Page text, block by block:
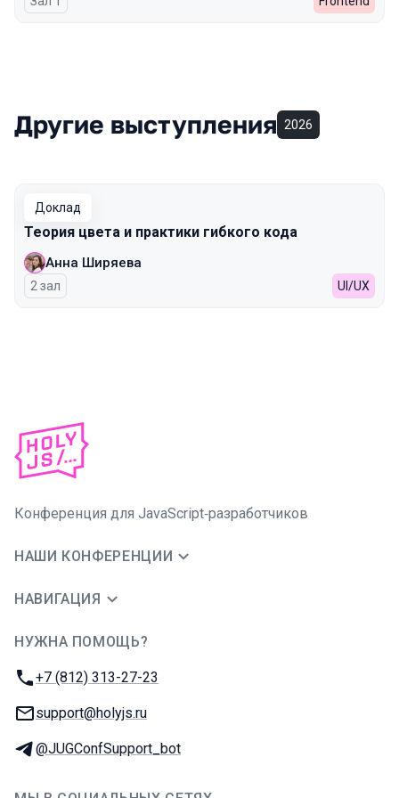
Другие выступления 2026
Доклад
Теория цвета и практики гибкого кода
Анна Ширяева
2 зал UI/UX
Конференция для JavaScript‑разработчиков
НАШИ КОНФЕРЕНЦИИ
НАВИГАЦИЯ
НУЖНА ПОМОЩЬ?
Телефон:
+7 (812) 313-27-23
E-mail:
support@holyjs.ru
Телеграм:
@JUGConfSupport_bot